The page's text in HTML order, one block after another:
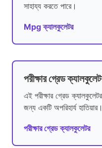
সাহায্য করতে পারে।
Mpg ক্যালকুলেটর
পরীক্ষার গ্রেড
এই পরীক্ষার গ্রেড
জন্য একটি অপরিহার্য হাতিয়ার।
পরীক্ষার গ্রেড ক্যালকুলেটর